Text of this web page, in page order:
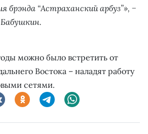
брэнда “Астраханский арбуз”», −
можно было встретить от
Востока – наладят работу
сетями.